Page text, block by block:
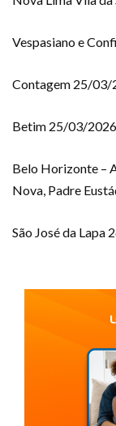
Vespasiano e
Contagem 25/
Betim 25/03/
Belo Horizonte –
Nova, Padre
São José da